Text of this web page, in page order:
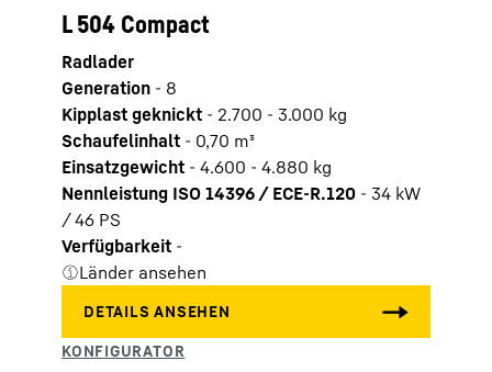
L 504 Compact
Radlader
Generation - 8
Kipplast geknickt - 2.700 - 3.000 kg
Schaufelinhalt - 0,70 m³
Einsatzgewicht - 4.600 - 4.880 kg
Nennleistung ISO 14396 / ECE-R.120 - 34 kW
/ 46 PS
Verfügbarkeit -
Länder ansehen